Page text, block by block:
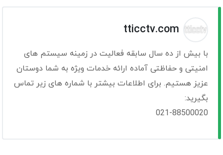
tticctv.com
با بیش از ده سال سابقه فعالیت در زمینه سیستم های
امنیتی و حفاظتی آماده ارائه خدمات ویژه به شما دوستان
عزیز هستیم. برای اطلاعات بیشتر با شماره های زیر تماس
بگیرید:
021-88500020